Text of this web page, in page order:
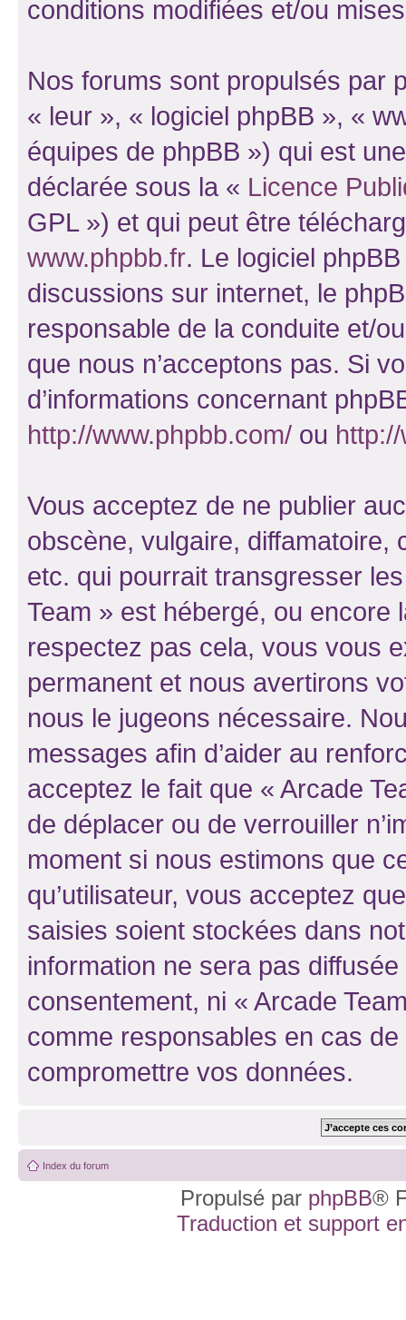
conditions modifiées et/ou
Nos forums sont propulsés par
« leur », « logiciel phpBB », «
équipes de phpBB ») qui est
déclarée sous la « Licence
GPL ») et qui peut être
www.phpbb.fr. Le logiciel
discussions sur internet, le
responsable de la conduite et/
que nous n’acceptons pas. Si
d’informations concernant
http://www.phpbb.com/ ou
Vous acceptez de ne publier
obscène, vulgaire, diffamatoire,
etc. qui pourrait transgresser
Team » est hébergé, ou encore
respectez pas cela, vous vous
permanent et nous avertirons
nous le jugeons nécessaire.
messages afin d’aider au
acceptez le fait que « Arcade
de déplacer ou de verrouiller
moment si nous estimons que
qu’utilisateur, vous acceptez
saisies soient stockées dans
information ne sera pas
consentement, ni « Arcade
comme responsables en cas
compromettre vos données.
Index du forum
Propulsé par phpBB®
Traduction et support